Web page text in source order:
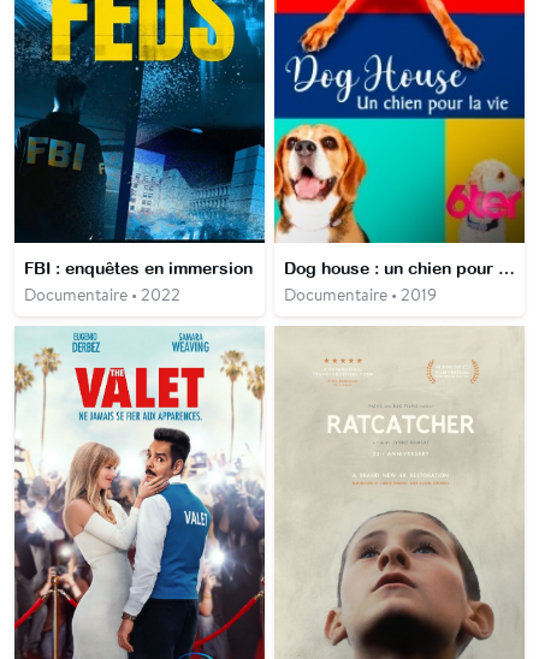
FBI : enquêtes en immersion
Documentaire • 2022
Dog house : un chien pour la vie
Documentaire • 2019